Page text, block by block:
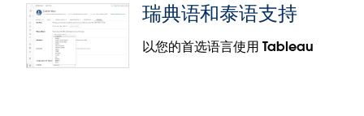
含更多信息。
此功能之前在 Tableau 2022.4 的其他 Tableau 产品
中发布过，现在在 Tableau Server 2023.1 中也可使
使用“PROPER( )”函数来设置字符串字段的格式，无需
采用复杂的变通方案来进行计算。这个新函数可将字
符串转换为正确的大小写。文本字符串的第一个字母
和非字母字符后面的任何字母均为大写，而其余字母
瑞典语和泰语支持
以您的首选语言使用 Tableau